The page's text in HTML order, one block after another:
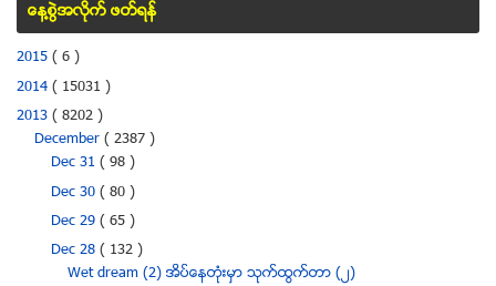
ေန႔စြဲအလိုက္ ဖတ္ရန္
2015 ( 6 )
2014 ( 15031 )
2013 ( 8202 )
December ( 2387 )
Dec 31( 98 )
Dec 30( 80 )
Dec 29( 65 )
Dec 28( 132 )
Wet dream (2) အိပ္ေနတံုးမွာ သုက္ထြက္တာ (၂)